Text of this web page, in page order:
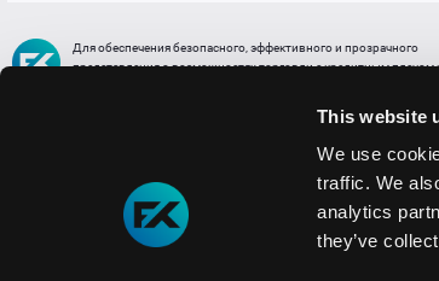
This website
We use
traffic. We
analytics
they’ve
Для обеспечения безопасного, эффективного и прозрачного
представления о возможностях торговли с кредитным плечом
платформе являются цифровыми токенами, представляющими
Информация о рисках
1. Деятельность, связанная со сделками (операциями) с
с высоким уровнем риска полной потери денежных средств и
технических сбоев (ошибок); совершения противоправных